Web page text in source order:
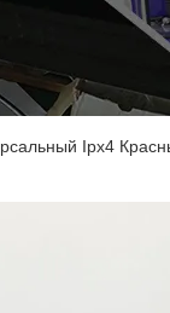
Ipx4